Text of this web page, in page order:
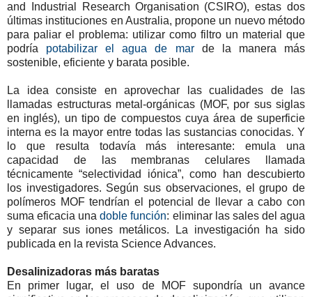
and Industrial Research Organisation (CSIRO), estas dos
últimas instituciones en Australia, propone un nuevo método
para paliar el problema: utilizar como filtro un material que
podría potabilizar el agua de mar de la manera más
sostenible, eficiente y barata posible.
La idea consiste en aprovechar las cualidades de las
llamadas estructuras metal-orgánicas (MOF, por sus siglas
en inglés), un tipo de compuestos cuya área de superficie
interna es la mayor entre todas las sustancias conocidas. Y
lo que resulta todavía más interesante: emula una
capacidad de las membranas celulares llamada
técnicamente “selectividad iónica”, como han descubierto
los investigadores. Según sus observaciones, el grupo de
polímeros MOF tendrían el potencial de llevar a cabo con
suma eficacia unadoble función: eliminar las sales del agua
y separar sus iones metálicos. La investigación ha sido
publicada en la revista Science Advances.
Desalinizadoras más baratas
En primer lugar, el uso de MOF supondría un avance